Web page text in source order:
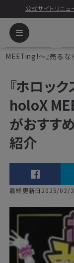
公式サイトリニ
ブックサプライ
MEETing!〜』売るな
『ホロッ
holoX
がおすす
紹介
最終更新日2025/02/